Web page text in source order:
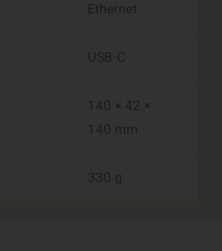
Ethernet
USB-C
140 × 42 ×
140 mm
330 g